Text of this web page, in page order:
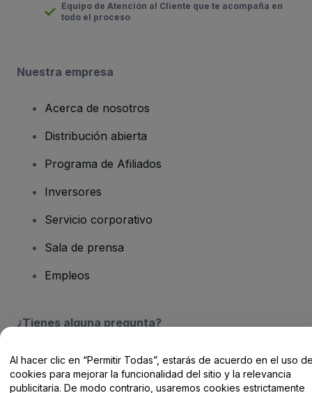
Equipo de Atención al Cliente que te acompaña en
todo el proceso
Nuestra empresa
Acerca de nosotros
Distribución abierta
Programa de Afiliados
Inversores
Servicio corporativo
Sala de prensa
Empleos
¿Tienes alguna pregunta?
Centro de Ayuda / Contacto
Al hacer clic en “Permitir Todas”, estarás de acuerdo en el uso
cookies para mejorar la funcionalidad del sitio y la relevancia
publicitaria. De modo contrario, usaremos cookies estrictamente